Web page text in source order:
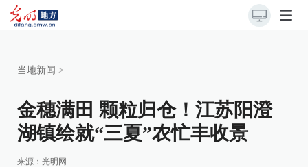
当地新闻 >
金穗满田 颗粒归仓！江苏阳澄
湖镇绘就“三夏”农忙丰收景
来源： 光明网